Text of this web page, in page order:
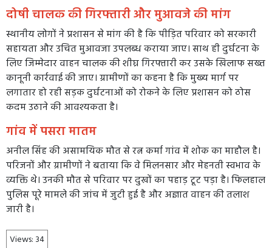
दोषी चालक की गिरफ्तारी और मुआवजे की मांग
स्थानीय लोगों ने प्रशासन से मांग की है कि पीड़ित परिवार को सरकारी
सहायता और उचित मुआवजा उपलब्ध कराया जाए। साथ ही दुर्घटना के
लिए जिम्मेदार वाहन चालक की शीघ्र गिरफ्तारी कर उसके खिलाफ सख्त
कानूनी कार्रवाई की जाए। ग्रामीणों का कहना है कि मुख्य मार्ग पर
लगातार हो रही सड़क दुर्घटनाओं को रोकने के लिए प्रशासन को ठोस
कदम उठाने की आवश्यकता है।
गांव में पसरा मातम
अनील सिंह की असामयिक मौत से रत्न कर्मा गांव में शोक का माहौल है।
परिजनों और ग्रामीणों ने बताया कि वे मिलनसार और मेहनती स्वभाव के
व्यक्ति थे। उनकी मौत से परिवार पर दुखों का पहाड़ टूट पड़ा है। फिलहाल
पुलिस पूरे मामले की जांच में जुटी हुई है और अज्ञात वाहन की तलाश
जारी है।
Views: 34